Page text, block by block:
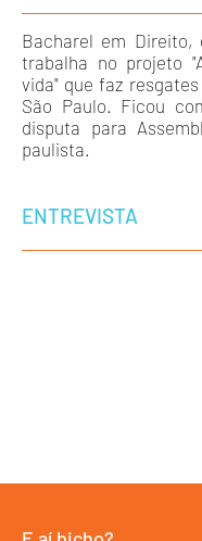
Bacharel em Direito,
trabalha no projeto
vida" que faz
São Paulo. Ficou
disputa para
paulista.
ENTREVISTA